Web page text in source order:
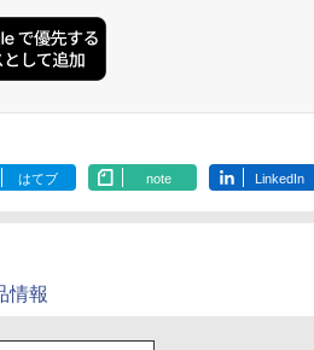
はてブ note LinkedIn
情報